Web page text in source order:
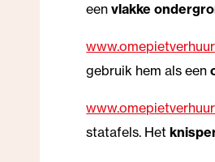
eenvlakke
gebruik hem als een
statafels. Het